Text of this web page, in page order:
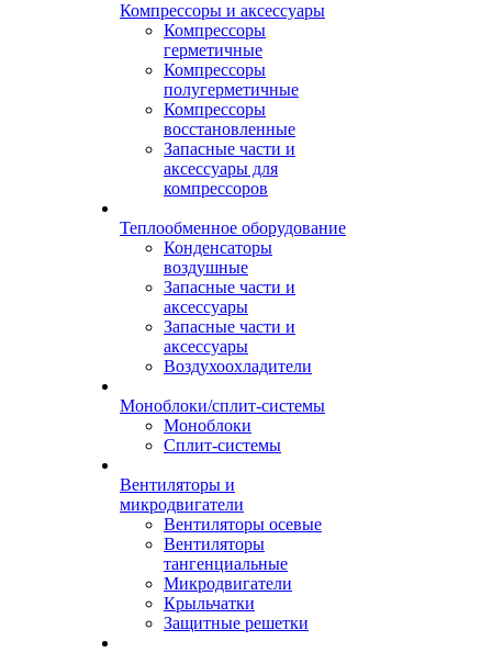
Компрессоры и аксессуары
Компрессоры
герметичные
Компрессоры
полугерметичные
Компрессоры
восстановленные
Запасные части и
аксессуары для
компрессоров
Теплообменное оборудование
Конденсаторы
воздушные
Запасные части и
аксессуары
Запасные части и
аксессуары
Воздухоохладители
Моноблоки/сплит-системы
Моноблоки
Сплит-системы
Вентиляторы и
микродвигатели
Вентиляторы осевые
Вентиляторы
тангенциальные
Микродвигатели
Крыльчатки
Защитные решетки